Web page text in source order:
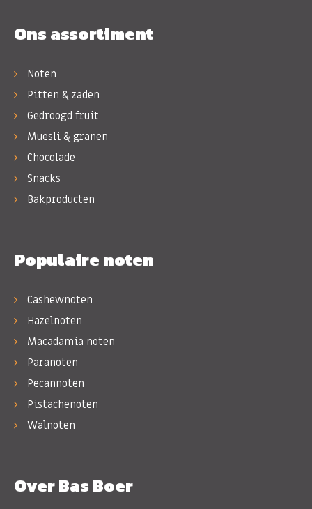
Ons assortiment
Noten
Pitten & zaden
Gedroogd fruit
Muesli & granen
Chocolade
Snacks
Bakproducten
Populaire noten
Cashewnoten
Hazelnoten
Macadamia noten
Paranoten
Pecannoten
Pistachenoten
Walnoten
Over Bas Boer